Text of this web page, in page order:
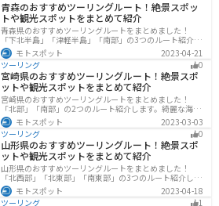
青森のおすすめツーリングルート！絶景スポッ
トや観光スポットをまとめて紹介
青森県のおすすめツーリングルートをまとめました！
「下北半島」「津軽半島」「南部」の3つのルート紹介し
ます。自然に恵まれた風光明媚な景色や歴史文化に触れ
られる観光スポットが多くあります。バイクで青森県に
ツーリングに行く際は参考にしてください。
モトスポット
2023-04-21
ツーリング
0
宮崎県のおすすめツーリングルート！絶景スポ
ットや観光スポットをまとめて紹介
宮崎県のおすすめツーリングルートをまとめました！
「北部」「南部」の2つのルート紹介します。綺麗な海岸
線が特徴的な海・自然豊かな山・趣のある神社を満喫す
るツーリングができます。バイクで宮崎県にツーリング
に行く際は参考にしてください。
モトスポット
2023-03-03
ツーリング
0
山形県のおすすめツーリングルート！絶景スポ
ットや観光スポットをまとめて紹介
山形県のおすすめツーリングルートをまとめました！
「北西部」「北東部」「南東部」の3つのルート紹介しま
す。豊かな自然と歴史的な観光スポット、山と海どちら
も堪能できるスポットが多数あります。バイクで山形県
モトスポット
2023-04-18
ツーリング
1